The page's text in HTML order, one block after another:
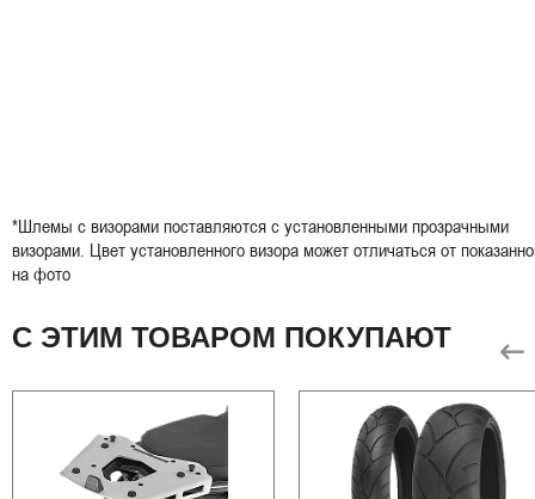
*Шлемы с визорами поставляются с установленными прозрачными
визорами. Цвет установленного визора может отличаться от
на фото
С ЭТИМ ТОВАРОМ ПОКУПАЮТ